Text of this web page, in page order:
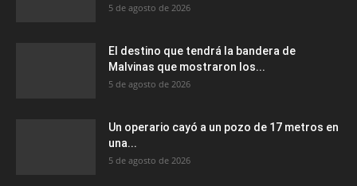
5 de agosto de 2026
El destino que tendrá la bandera de
Malvinas que mostraron los...
5 de agosto de 2026
Un operario cayó a un pozo de 17 metros en
una...
5 de agosto de 2026